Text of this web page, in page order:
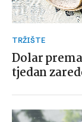
TRŽIŠTE
Dolar
tjedan